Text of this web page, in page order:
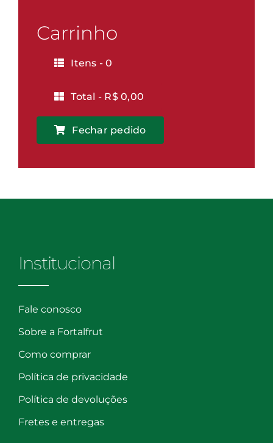
Vitória
quantidade
Carrinho
Itens -0
Total - R$0,00
Fechar pedido
Institucional
Fale conosco
Sobre a Fortalfrut
Como comprar
Política de privacidade
Política de devoluções
Fretes e entregas